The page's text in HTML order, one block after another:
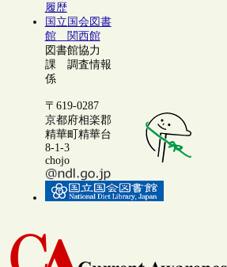
履歴
国立国会図書
館 関西館
図書館協力
課 調査情報
係
〒619-0287
京都府相楽郡
精華町精華台
8-1-3
chojo